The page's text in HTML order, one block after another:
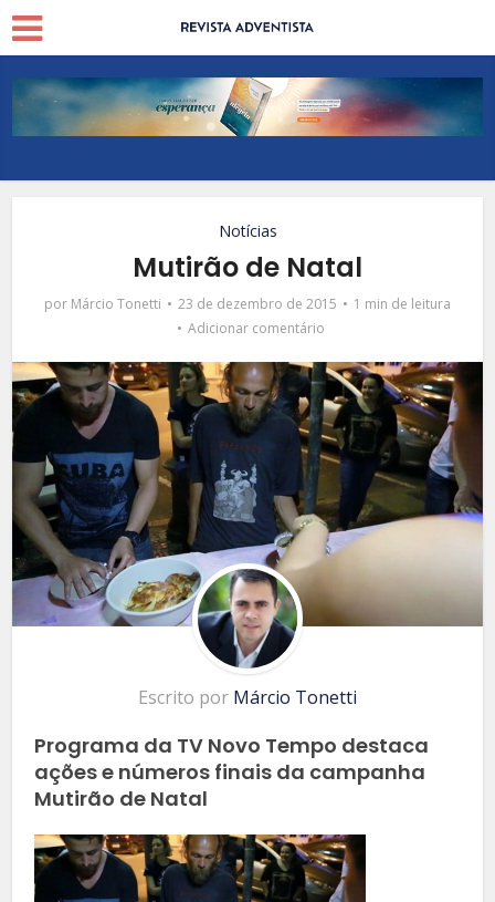
Notícias
Mutirão de Natal
por Márcio Tonetti 23 de dezembro de 2015
1 min de leitura
Adicionar comentário
Escrito por Márcio Tonetti
Programa da TV Novo Tempo destaca
ações e números finais da campanha
Mutirão de Natal